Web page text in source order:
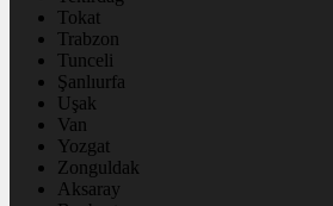
Tokat
Trabzon
Tunceli
Şanlıurfa
Uşak
Van
Yozgat
Zonguldak
Aksaray